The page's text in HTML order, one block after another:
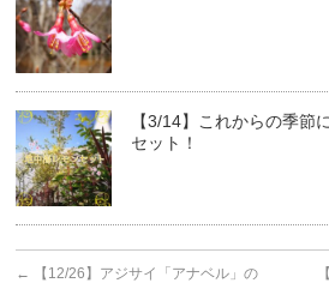
【3/14】これからの季節
セット！
←
【12/26】アジサイ「アナベル」の